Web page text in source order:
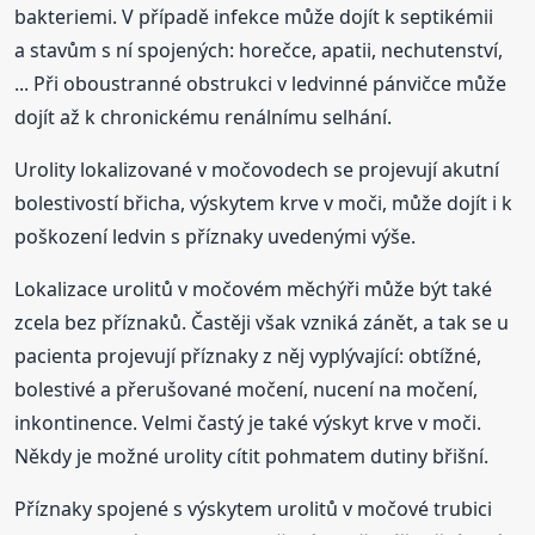
bakteriemi. V případě infekce může dojít k septikémii
a stavům s ní spojených: horečce, apatii, nechutenství,
... Při oboustranné obstrukci v ledvinné pánvičce může
dojít až k chronickému renálnímu selhání.
Urolity lokalizované v močovodech se projevují akutní
bolestivostí břicha, výskytem krve v moči, může dojít i k
poškození ledvin s příznaky uvedenými výše.
Lokalizace urolitů v močovém měchýři může být také
zcela bez příznaků. Častěji však vzniká zánět, a tak se u
pacienta projevují příznaky z něj vyplývající: obtížné,
bolestivé a přerušované močení, nucení na močení,
inkontinence. Velmi častý je také výskyt krve v moči.
Někdy je možné urolity cítit pohmatem dutiny břišní.
Příznaky spojené s výskytem urolitů v močové trubici